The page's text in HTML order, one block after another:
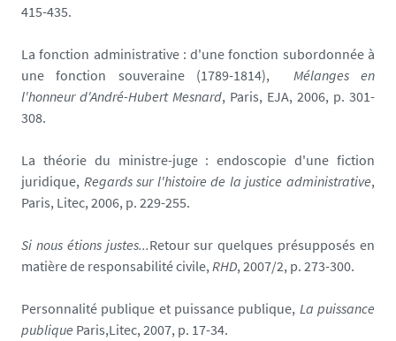
415-435.
La fonction administrative : d'une fonction subordonnée à
une fonction souveraine (1789-1814),
Mélanges en
l'honneur d'André-Hubert Mesnard, Paris, EJA, 2006, p. 301-
308.
La théorie du ministre-juge : endoscopie d'une fiction
juridique, Regards sur l'histoire de la justice administrative,
Paris, Litec, 2006, p. 229-255.
Si nous étions justes...Retour sur quelques présupposés en
matière de responsabilité civile,RHD, 2007/2, p. 273-300.
Personnalité publique et puissance publique, La puissance
publique Paris,Litec, 2007, p. 17-34.